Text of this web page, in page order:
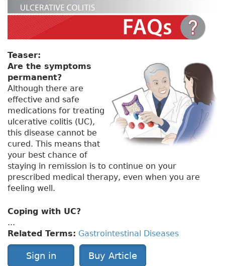
Teaser:
Are the symptoms
permanent?
Although there are
effective and safe
medications for treating
ulcerative colitis (UC),
this disease cannot be
cured. This means that
your best chance of
staying in remission is to continue on your
prescribed medical therapy, even when you are
feeling well.
Coping with UC?
...
Related Terms: Gastrointestinal Diseases
Sign in Buy Article